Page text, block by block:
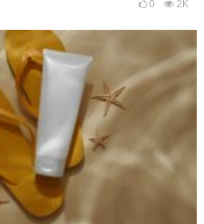
0 2K